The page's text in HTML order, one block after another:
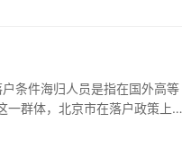
群体，北京市在落户政策上逐